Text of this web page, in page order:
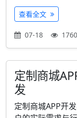
查看全文
07-18 1760
定制商城
发
定制商城APP开